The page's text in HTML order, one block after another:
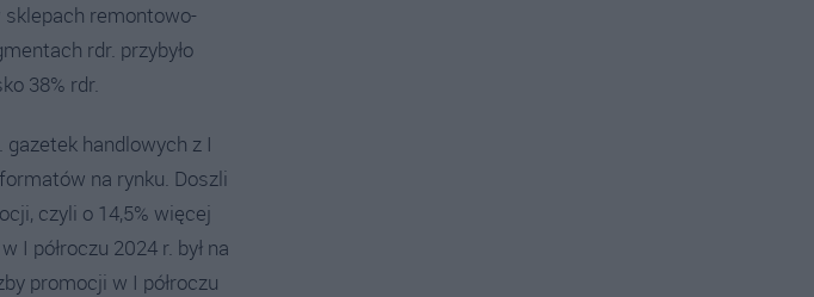
sklepach remontowo-
rdr. przybyło
38% rdr.
handlowych z I
na rynku. Doszli
czyli o 14,5% więcej
I półroczu 2024 r. był na
promocji w I półroczu